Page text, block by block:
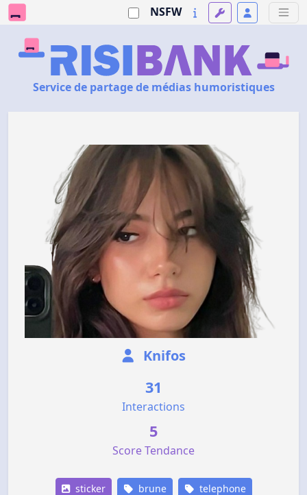
NSFW
Service de partage de médias humoristiques
Knifos
31
Interactions
5
Score Tendance
sticker brune telephone